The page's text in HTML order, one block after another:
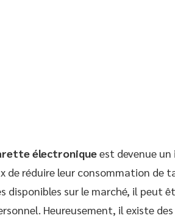
électroniqueest devenue
de réduire leur consommation
disponibles sur le marché, il peut
Heureusement, il existe